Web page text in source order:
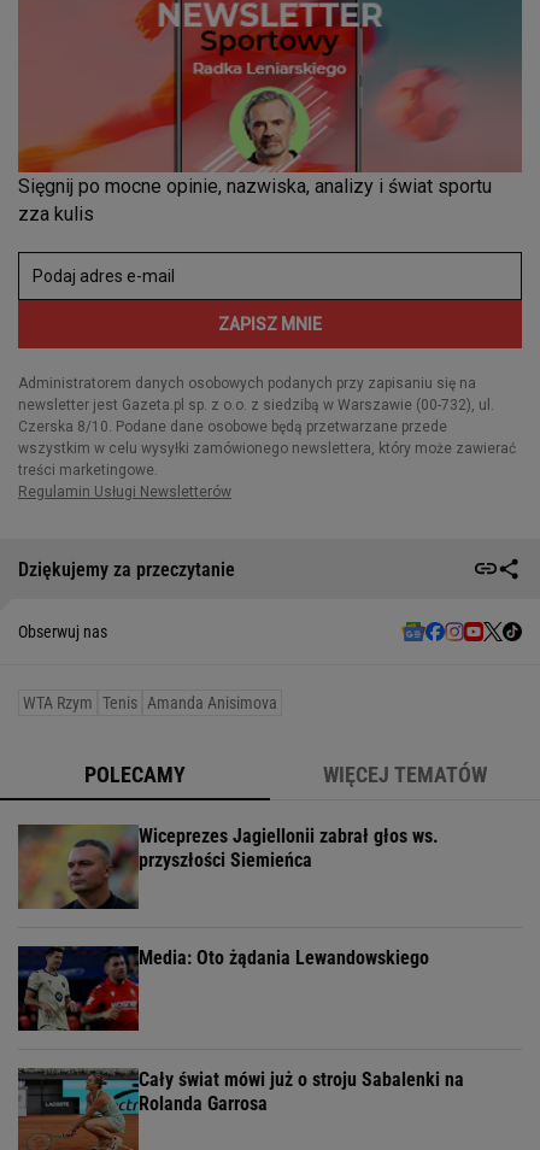
Dziękujemy za przeczytanie
Obserwuj nas
WTA Rzym Tenis Amanda Anisimova
POLECAMY WIĘCEJ TEMATÓW
Wiceprezes Jagiellonii zabrał głos ws.
przyszłości Siemieńca
Media: Oto żądania Lewandowskiego
Cały świat mówi już o stroju Sabalenki na
Rolanda Garrosa